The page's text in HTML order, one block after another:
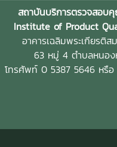
ประชาสัมพันธ์ แนะนำผลิตภัณ
สาธิตแนวทางการใช้งานผลิต
จุลินทรีย์ MMO ตราแม่โจ้ กรี
ประยุกต์ใช้ในการบริหารจัดกา
แวดล้อมและดูแลพื้นที่ต่าง ๆ ภ
สถาบันบริการตรวจสอบ
Institute of Product
อาคารเฉลิมพระเกียรติ
63 หมู่ 4 ตำบลหนอง
โทรศัพท์ 0 5387 5646 หรื